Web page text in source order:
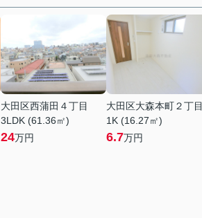
大田区西蒲田４丁目
3LDK (61.36㎡)
24万円
大田区大森本町２丁目
1K (16.27㎡)
6.7万円